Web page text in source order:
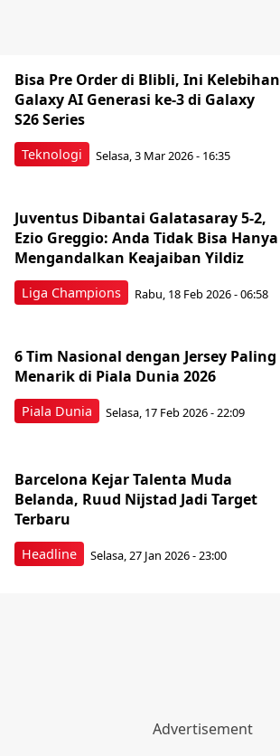
Teknologi
Bisa Pre Order di Blibli, Ini Kelebihan
Galaxy AI Generasi ke-3 di Galaxy
S26 Series
Selasa, 3 Mar 2026 - 16:35
Liga Champions
Juventus Dibantai Galatasaray 5-2,
Ezio Greggio: Anda Tidak Bisa Hanya
Mengandalkan Keajaiban Yildiz
Rabu, 18 Feb 2026 - 06:58
Piala Dunia
6 Tim Nasional dengan Jersey Paling
Menarik di Piala Dunia 2026
Selasa, 17 Feb 2026 - 22:09
Headline
Barcelona Kejar Talenta Muda
Belanda, Ruud Nijstad Jadi Target
Terbaru
Selasa, 27 Jan 2026 - 23:00